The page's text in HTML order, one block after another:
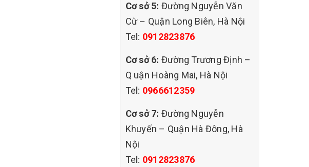
Cơ sở 5: Đường Nguyễn Văn
Cừ – Quận Long Biên, Hà Nội
Tel: 0912823876
Cơ sở 6: Đường Trương Định –
Q uận Hoàng Mai, Hà Nội
Tel: 0966612359
Cơ sở 7: Đường Nguyễn
Khuyến – Quận Hà Đông, Hà
Nội
Tel: 0912823876